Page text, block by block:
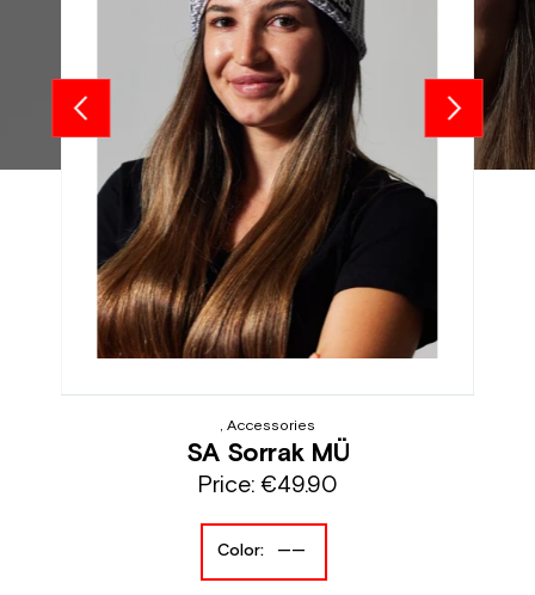
, Accessories
SA Sorrak MÜ
Price: €49.90
Color: ——